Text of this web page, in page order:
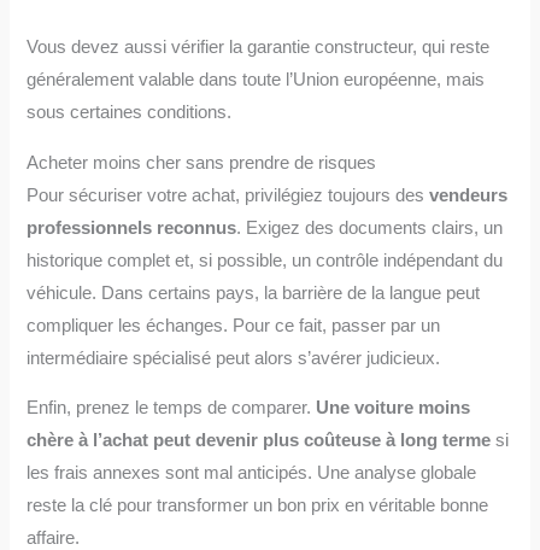
Vous devez aussi vérifier la garantie constructeur, qui reste
généralement valable dans toute l’Union européenne, mais
sous certaines conditions.
Acheter moins cher sans prendre de risques
Pour sécuriser votre achat, privilégiez toujours desvendeurs
professionnels reconnus. Exigez des documents clairs, un
historique complet et, si possible, un contrôle indépendant du
véhicule. Dans certains pays, la barrière de la langue peut
compliquer les échanges. Pour ce fait, passer par un
intermédiaire spécialisé peut alors s’avérer judicieux.
Enfin, prenez le temps de comparer. Une voiture moins
chère à l’achat peut devenir plus coûteuse à long terme si
les frais annexes sont mal anticipés. Une analyse globale
reste la clé pour transformer un bon prix en véritable bonne
affaire.